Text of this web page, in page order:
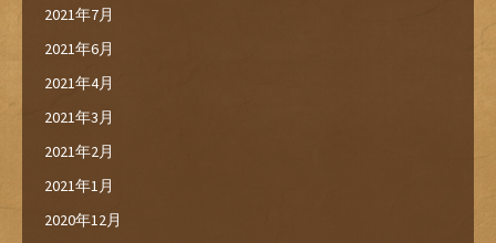
2021年7月
2021年6月
2021年4月
2021年3月
2021年2月
2021年1月
2020年12月